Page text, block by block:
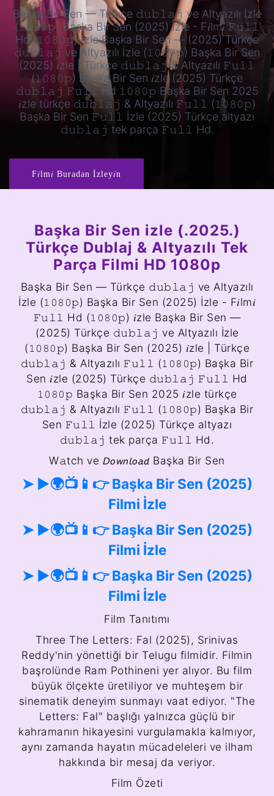
Başka Bir Sen — Türkçe 𝚍𝚞𝚋𝚕𝚊𝚓 ve Altyazılı İzle
(𝟷𝟶𝟾𝟶𝚙) Başka Bir Sen (2025) İzle - F𝑖lm𝑖 𝙵𝚞𝚕𝚕
Hd (𝟷𝟶𝟾𝟶𝚙) 𝑖zle Başka Bir Sen — (2025) Türkçe
𝚍𝚞𝚋𝚕𝚊𝚓 ve Altyazılı İzle (𝟷𝟶𝟾𝟶𝚙) Başka Bir Sen
(2025) 𝑖zle | Türkçe 𝚍𝚞𝚋𝚕𝚊𝚓 & Altyazılı 𝙵𝚞𝚕𝚕
(𝟷𝟶𝟾𝟶𝚙) Başka Bir Sen 𝑖zle (2025) Türkçe
𝚍𝚞𝚋𝚕𝚊𝚓 𝙵𝚞𝚕𝚕 Hd 𝟷𝟶𝟾𝟶𝚙 Başka Bir Sen 2025
𝑖zle türkçe 𝚍𝚞𝚋𝚕𝚊𝚓 & Altyazılı 𝙵𝚞𝚕𝚕 (𝟷𝟶𝟾𝟶𝚙)
Başka Bir Sen 𝙵𝚞𝚕𝚕 İzle (2025) Türkçe altyazı
𝚍𝚞𝚋𝚕𝚊𝚓 tek parça 𝙵𝚞𝚕𝚕 Hd.
F𝑖lm𝑖 Buradan İzley𝑖n
Başka Bir Sen izle (.2025.)
Türkçe Dublaj & Altyazılı Tek
Parça Filmi HD 1080p
Başka Bir Sen — Türkçe 𝚍𝚞𝚋𝚕𝚊𝚓 ve Altyazılı
İzle (𝟷𝟶𝟾𝟶𝚙) Başka Bir Sen (2025) İzle - F𝑖lm𝑖
𝙵𝚞𝚕𝚕 Hd (𝟷𝟶𝟾𝟶𝚙) 𝑖zle Başka Bir Sen —
(2025) Türkçe 𝚍𝚞𝚋𝚕𝚊𝚓 ve Altyazılı İzle
(𝟷𝟶𝟾𝟶𝚙) Başka Bir Sen (2025) 𝑖zle | Türkçe
𝚍𝚞𝚋𝚕𝚊𝚓 & Altyazılı 𝙵𝚞𝚕𝚕 (𝟷𝟶𝟾𝟶𝚙) Başka Bir
Sen 𝑖zle (2025) Türkçe 𝚍𝚞𝚋𝚕𝚊𝚓 𝙵𝚞𝚕𝚕 Hd
𝟷𝟶𝟾𝟶𝚙 Başka Bir Sen 2025 𝑖zle türkçe
𝚍𝚞𝚋𝚕𝚊𝚓 & Altyazılı 𝙵𝚞𝚕𝚕 (𝟷𝟶𝟾𝟶𝚙) Başka Bir
Sen 𝙵𝚞𝚕𝚕 İzle (2025) Türkçe altyazı
𝚍𝚞𝚋𝚕𝚊𝚓 tek parça 𝙵𝚞𝚕𝚕 Hd.
W𝚊tch ve 𝘋𝘰𝘸𝘯𝘭𝘰𝘢𝘥 Başka Bir Sen
➤ ►🌍📺📱👉 Başka Bir Sen (2025)
Filmi İzle
➤ ►🌍📺📱👉 Başka Bir Sen (2025)
Filmi İzle
➤ ►🌍📺📱👉 Başka Bir Sen (2025)
Filmi İzle
Film Tanıtımı
Three The Letters: Fal (2025), Srinivas
Reddy'nin yönettiği bir Telugu filmidir. Filmin
başrolünde Ram Pothineni yer alıyor. Bu film
büyük ölçekte üretiliyor ve muhteşem bir
sinematik deneyim sunmayı vaat ediyor. "The
Letters: Fal" başlığı yalnızca güçlü bir
kahramanın hikayesini vurgulamakla kalmıyor,
aynı zamanda hayatın mücadeleleri ve ilham
hakkında bir mesaj da veriyor.
Film Özeti